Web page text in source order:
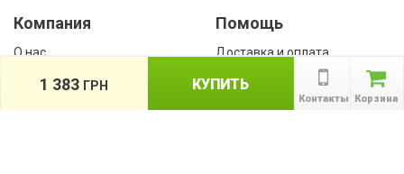
Компания
О нас
Помощь
Доставка и оплата
Корзина
Контакты
КУПИТЬ
1 383 ГРН